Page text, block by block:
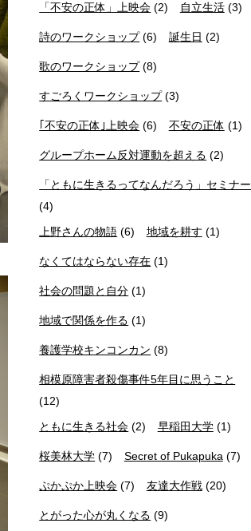
「不安の正体」上映会 (2) 自立生活(3)
詩のワークショップ(6) 誕生日 (2)
歌のワークショップ(8)
すごろくワークショップ(3)
｢不安の正体｣上映会 (6) 不安の正体 (1)
グループホーム反対運動を超える (2)
「ともに生きるってなんだろう」セミナー
(4)
上野さんの物語 (6) 地域を耕す (1)
なくてはならない存在 (1)
社会の問題と自分 (1)
地域で関係を作る (1)
養護学校キンコンカン (8)
相模原障害者殺傷事件5年目に思うこと
(12)
ともに生きる社会 (2) 早稲田大学(1)
桜美林大学 (7) Secret of Pukapuka(7)
ぷかぷか上映会 (7) 友達大作戦(20)
とがった心が丸くなる (9)